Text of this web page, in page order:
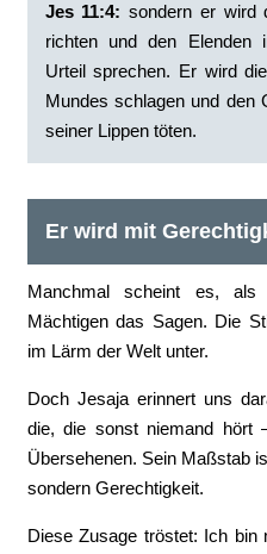
Jes 11:4: ‭sondern er wird
richten und den Elenden
Urteil sprechen. Er wird
Mundes schlagen und den
seiner Lippen töten.
Er wird mit
Manchmal scheint es,
Mächtigen das Sagen. Die
im Lärm der Welt unter.
Doch Jesaja erinnert uns
die, die sonst niemand hört
Übersehenen. Sein Maßstab
sondern Gerechtigkeit.
Diese Zusage tröstet: Ich